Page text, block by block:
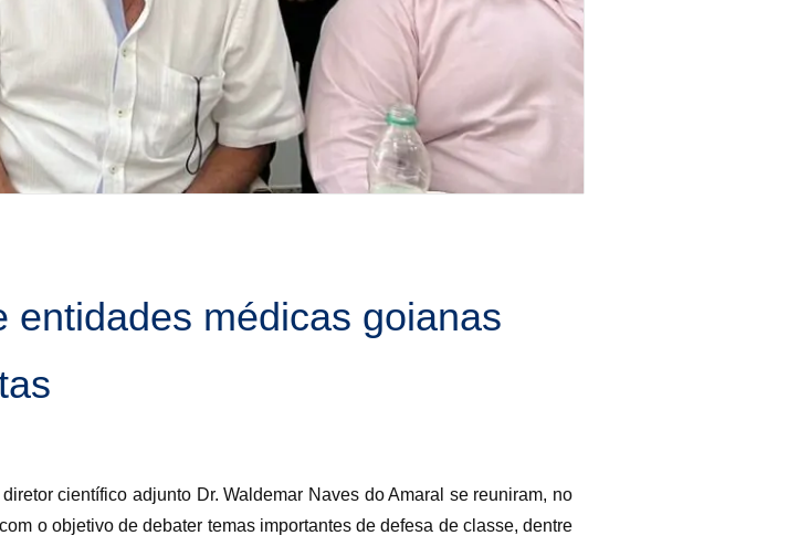
médicas goianas
científico adjunto Dr. Waldemar Naves do Amaral se reuniram, no
o objetivo de debater temas importantes de defesa de classe, dentre